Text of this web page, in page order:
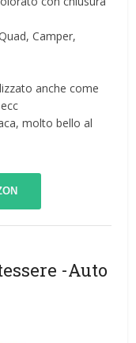
Camper,
anche come
molto bello al
-Auto